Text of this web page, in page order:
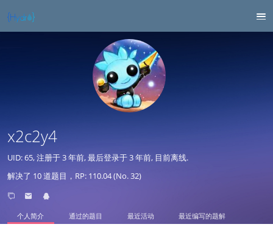
x2c2y4
UID: 65, 注册于3 年前, 最后登录于3 年前, 目前离线.
解决了 10 道题目，RP: 110.04 (No. 32)
个人简介 通过的题目 最近活动 最近编写的题解